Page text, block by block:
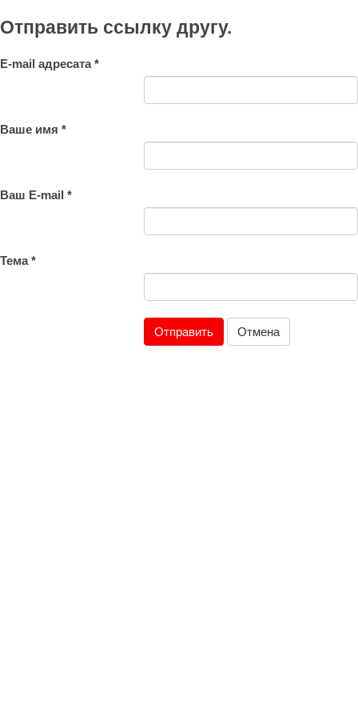
Отправить ссылку другу.
E-mail адресата*
Ваше имя *
Ваш E-mail *
Тема*
Отправить Отмена